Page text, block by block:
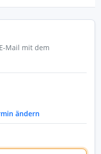
Mail mit dem
ändern